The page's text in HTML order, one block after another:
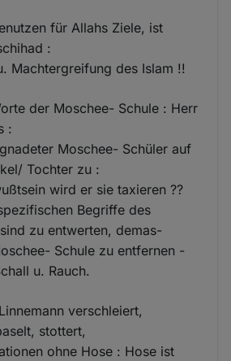
für Allahs Ziele, ist
:
Machtergreifung des Islam !!
der Moschee- Schule : Herr
:
Moschee- Schüler auf
Tochter zu :
wird er sie taxieren ??
Begriffe des
zu entwerten, demas-
Schule zu entfernen -
u. Rauch.
verschleiert,
stottert,
ohne Hose : Hose ist